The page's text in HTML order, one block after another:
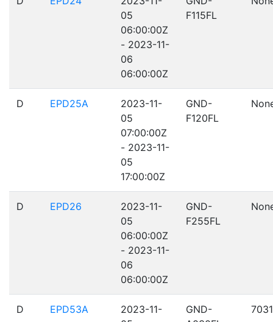
05
06:00:00Z
- 2023-11-
06
06:00:00Z
F115FL
D EPD25A
2023-11-
05
07:00:00Z
- 2023-11-
05
17:00:00Z
GND-
F120FL
D EPD26
2023-11-
05
06:00:00Z
- 2023-11-
06
06:00:00Z
GND-
F255FL
D EPD53A
2023-11-
GND-